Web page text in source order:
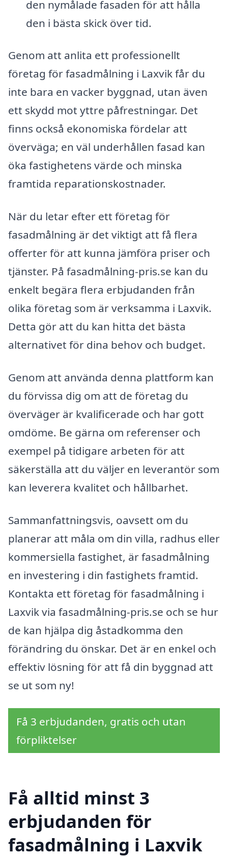
den nymålade fasaden för att hålla
den i bästa skick över tid.
Genom att anlita ett professionellt
företag för fasadmålning i Laxvik får du
inte bara en vacker byggnad, utan även
ett skydd mot yttre påfrestningar. Det
finns också ekonomiska fördelar att
överväga; en väl underhållen fasad kan
öka fastighetens värde och minska
framtida reparationskostnader.
När du letar efter ett företag för
fasadmålning är det viktigt att få flera
offerter för att kunna jämföra priser och
tjänster. På fasadmålning-pris.se kan du
enkelt begära flera erbjudanden från
olika företag som är verksamma i Laxvik.
Detta gör att du kan hitta det bästa
alternativet för dina behov och budget.
Genom att använda denna plattform kan
du förvissa dig om att de företag du
överväger är kvalificerade och har gott
omdöme. Be gärna om referenser och
exempel på tidigare arbeten för att
säkerställa att du väljer en leverantör som
kan leverera kvalitet och hållbarhet.
Sammanfattningsvis, oavsett om du
planerar att måla om din villa, radhus eller
kommersiella fastighet, är fasadmålning
en investering i din fastighets framtid.
Kontakta ett företag för fasadmålning i
Laxvik via fasadmålning-pris.se och se hur
de kan hjälpa dig åstadkomma den
förändring du önskar. Det är en enkel och
effektiv lösning för att få din byggnad att
se ut som ny!
Få 3 erbjudanden, gratis och utan
förpliktelser
Få alltid minst 3
erbjudanden för
fasadmålning i Laxvik